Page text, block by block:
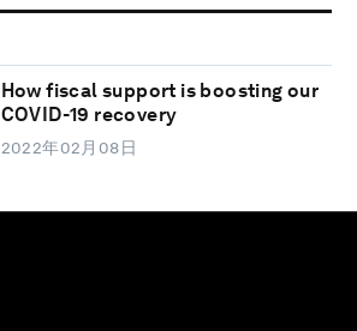
How fiscal support is boosting our
COVID-19 recovery
2022年02月08日